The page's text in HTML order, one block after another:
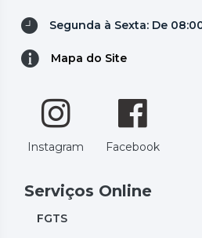
Segunda à Sexta: De
Mapa do Site
Instagram Facebook
Serviços Online
FGTS